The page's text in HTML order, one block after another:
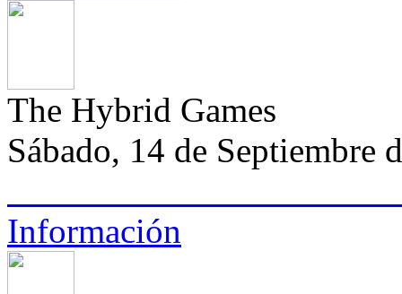
The Hybrid Games
Sábado, 14 de Septiembre
Información